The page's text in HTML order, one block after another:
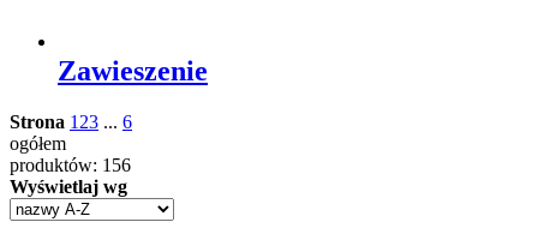
Zawieszenie
Strona 1 23 ... 6
ogółem
produktów: 156
Wyświetlaj wg